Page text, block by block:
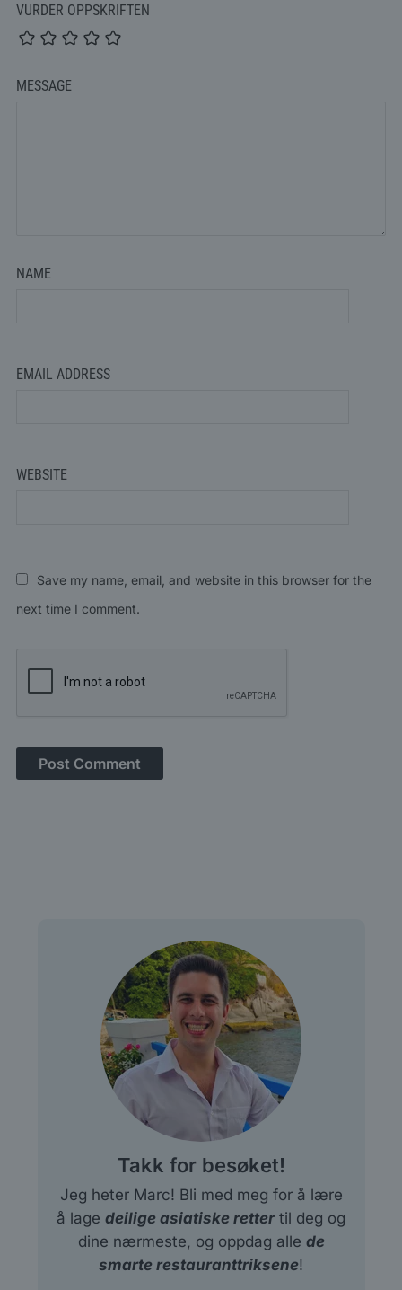
VURDER OPPSKRIFTEN
MESSAGE
NAME
EMAIL ADDRESS
WEBSITE
Save my name, email, and website in this browser for the
next time I comment.
Takk for besøket!
Jeg heter Marc! Bli med meg for å lære
å lage deilige asiatiske retter til deg og
dine nærmeste, og oppdag alle de
smarte restauranttriksene!